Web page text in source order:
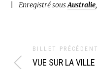
Enregistré sousAustralie,
BILLET PRÉCÉDENT
VUE SUR LA VILLE